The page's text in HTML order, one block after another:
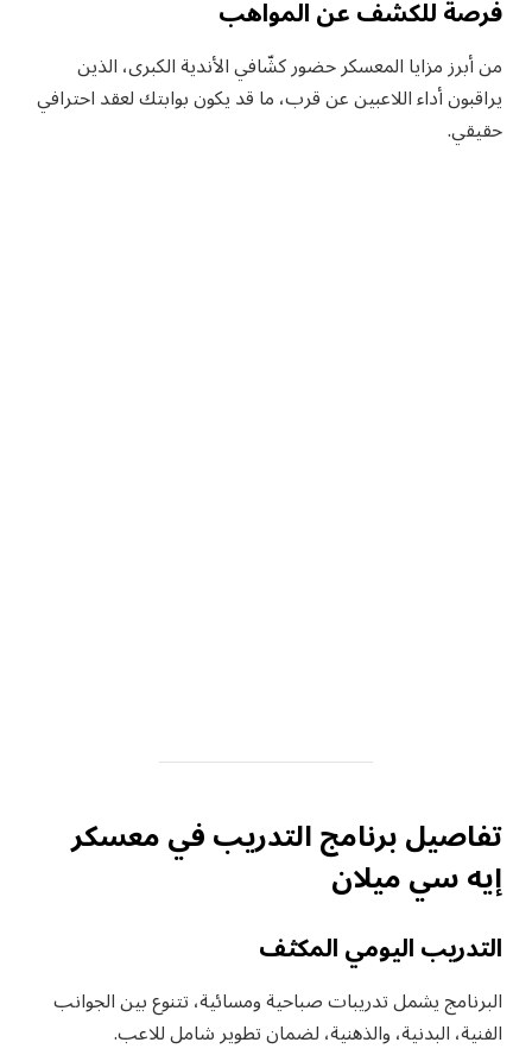
فرصة للكشف عن المواهب
من أبرز مزايا المعسكر حضور كشّافي الأندية الكبرى، الذين
يراقبون أداء اللاعبين عن قرب، ما قد يكون بوابتك لعقد احترافي
حقيقي.
تفاصيل برنامج التدريب في معسكر
إيه سي ميلان
التدريب اليومي المكثف
البرنامج يشمل تدريبات صباحية ومسائية، تتنوع بين الجوانب
الفنية، البدنية، والذهنية، لضمان تطوير شامل للاعب.